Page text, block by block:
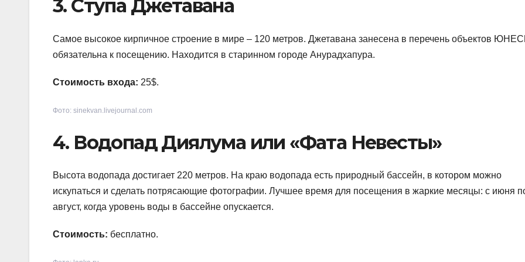
3. Ступа Джетавана
Самое высокое кирпичное строение в мире – 120 метров. Джетавана занесена в перечень объектов
обязательна к посещению. Находится в старинном городе Анурадхапура.
Стоимость входа: 25$.
Фото: sinekvan.livejournal.com
4. Водопад Диялума или «Фата Невесты»
Высота водопада достигает 220 метров. На краю водопада есть природный бассейн, в котором можно
искупаться и сделать потрясающие фотографии. Лучшее время для посещения в жаркие месяцы: с июня
август, когда уровень воды в бассейне опускается.
Стоимость: бесплатно.